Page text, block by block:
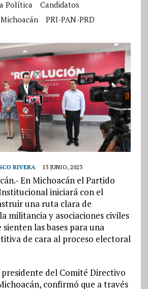
Política
Candidatos
Michoacán
PRI-PAN-PRD
RIVERA 13 JUNIO, 2023
En Michoacán el Partido
iniciará con el
una ruta clara de
militancia y asociaciones civiles
sienten las bases para una
de cara al proceso electoral
del Comité Directivo
confirmó que a través